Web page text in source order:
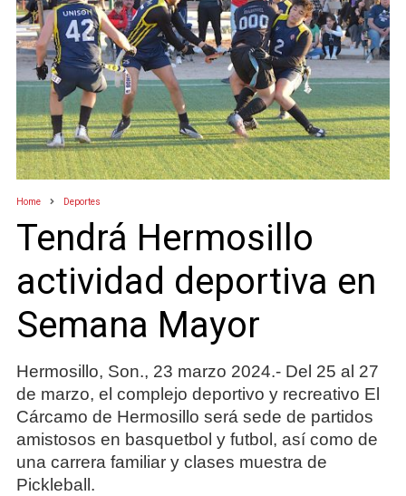
Home Deportes
Tendrá Hermosillo
actividad deportiva en
Semana Mayor
Hermosillo, Son., 23 marzo 2024.- Del 25 al 27
de marzo, el complejo deportivo y recreativo El
Cárcamo de Hermosillo será sede de partidos
amistosos en basquetbol y futbol, así como de
una carrera familiar y clases muestra de
Pickleball.